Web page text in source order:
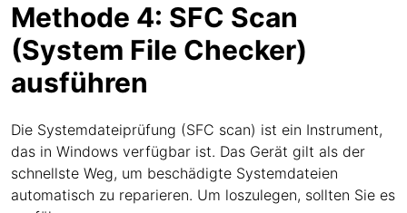
Methode 4: SFC Scan
(System File Checker)
ausführen
Die Systemdateiprüfung (SFC scan) ist ein Instrument,
das in Windows verfügbar ist. Das Gerät gilt als der
schnellste Weg, um beschädigte Systemdateien
automatisch zu reparieren. Um loszulegen, sollten Sie es